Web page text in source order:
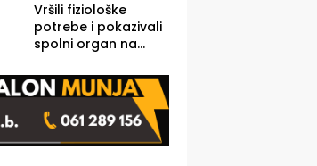
Vršili fiziološke
potrebe i pokazivali
spolni organ na
uslijedile kazne